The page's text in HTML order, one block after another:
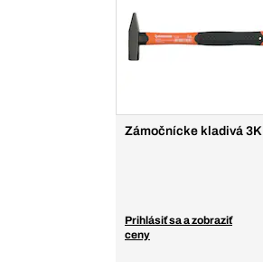
Zámočnícke kladivá 3K
Prihlásiť sa a zobraziť
ceny